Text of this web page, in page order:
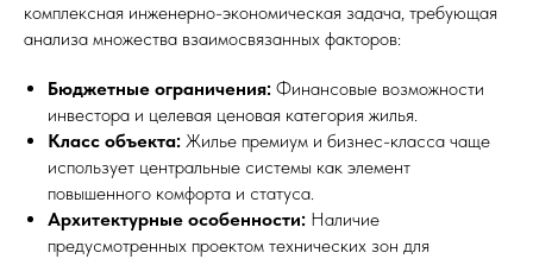
комплексная инженерно-экономическая задача, требующая
анализа множества взаимосвязанных факторов:
Бюджетные ограничения: Финансовые возможности
инвестора и целевая ценовая категория жилья.
Класс объекта: Жилье премиум и бизнес-класса чаще
использует центральные системы как элемент
повышенного комфорта и статуса.
Архитектурные особенности: Наличие
предусмотренных проектом технических зон для